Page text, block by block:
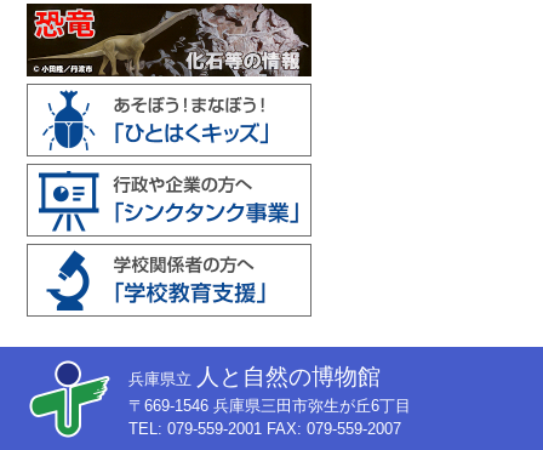
兵庫県立 人と自然の博物館
〒669-1546 兵庫県三田市弥生が丘6丁目
TEL: 079-559-2001 FAX: 079-559-2007